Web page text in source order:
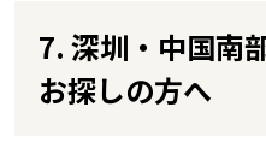
7. 深圳・中国南
お探しの方へ